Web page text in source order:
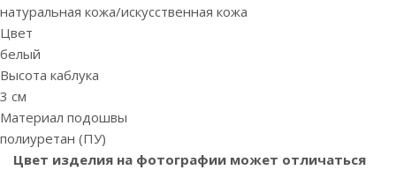
натуральная кожа/искусственная кожа
Цвет
белый
Высота каблука
3 см
Материал подошвы
полиуретан (ПУ)
Цвет изделия на фотографии может отличаться